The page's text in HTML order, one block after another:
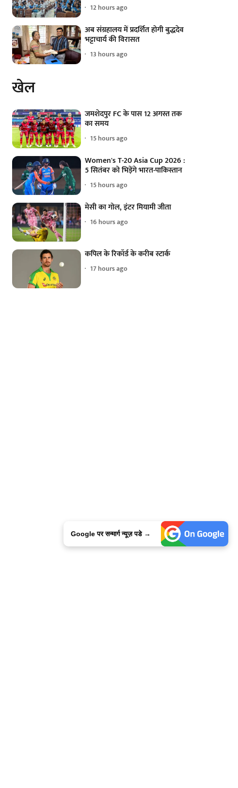
12 hours ago
अब संग्रहालय में प्रदर्शित होगी बुद्धदेव
भट्टाचार्य की विरासत
13 hours ago
खेल
जमशेदपुर FC के पास 12 अगस्त तक
का समय
15 hours ago
Women's T-20 Asia Cup 2026 :
5 सितंबर को भिड़ेंगे भारत-पाकिस्तान
15 hours ago
मेसी का गोल, इंटर मियामी जीता
16 hours ago
कपिल के रिकॉर्ड के करीब स्टार्क
17 hours ago
Google पर सन्मार्ग न्यूज़ पडे →